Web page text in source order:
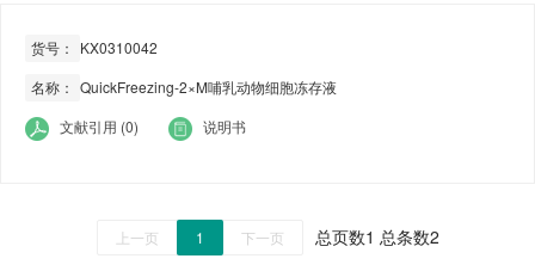
货号：
KX0310042
名称： QuickFreezing-2×M哺乳动物细胞冻存液
文献引用 (0)
说明书
上一页 1 下一页 总页数1 总条数2